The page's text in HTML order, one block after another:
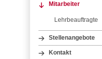
Mitarbeiter
Lehrbeauftragte
Stellenangebote
Kontakt